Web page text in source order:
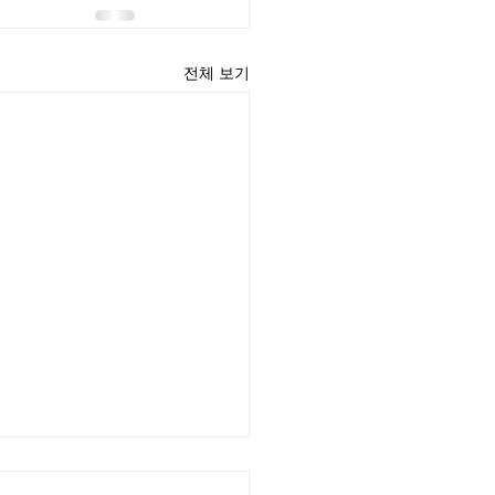
전체 보기